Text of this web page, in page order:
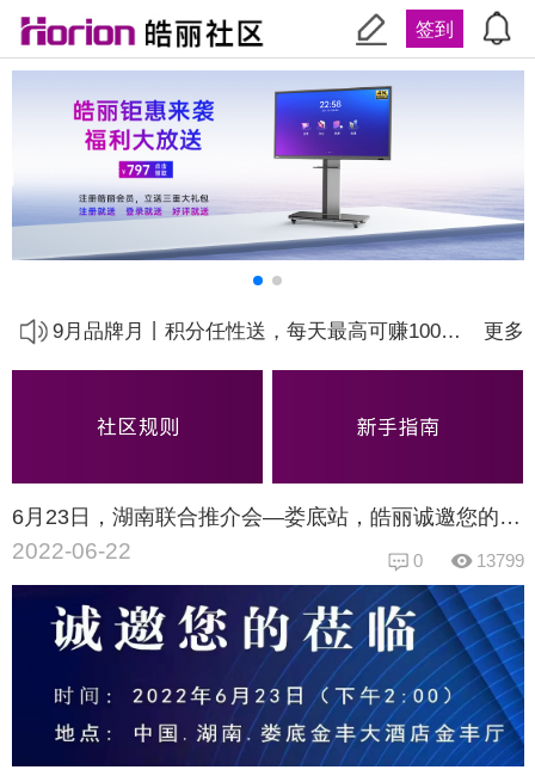
签到
关于皓丽商城会员专区积分兑换下线的通知
9.28品牌盛典丨社区签到送优惠券啦！
9月品牌月丨积分任性送，每天最高可赚1000元
【重磅】喜迎9月周年庆，皓丽社区将提高积分额度
更多
6月23日，湖南联合推介会—娄底站，皓丽诚邀您的莅临！
2022-06-22 0 13799